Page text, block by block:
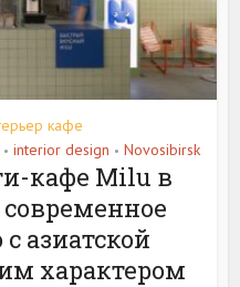
кафе
• interior design • Novosibirsk
кафе Milu в
азиатской
характером